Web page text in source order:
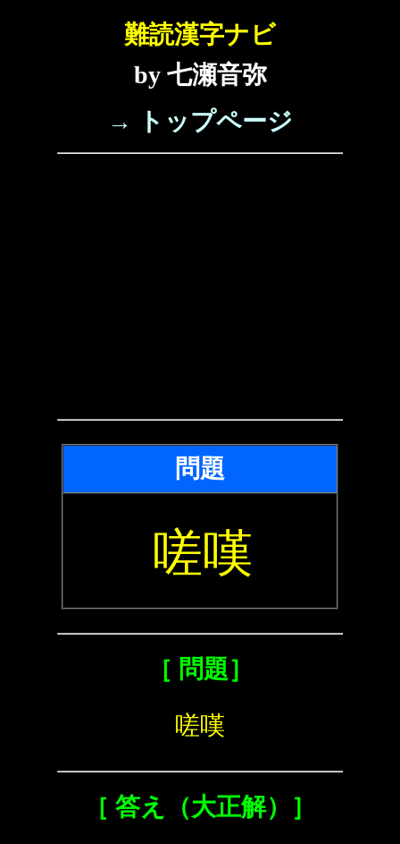
難読漢字ナビ
by 七瀬音弥
→ トップページ
問題
嗟嘆
［ 問題］
嗟嘆
［ 答え（大正解）］